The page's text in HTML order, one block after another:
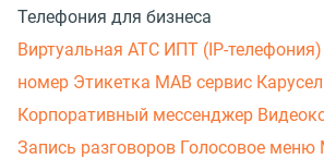
Телефония для бизнеса
Виртуальная АТС ИПТ (IP-телефония)
номер Этикетка МАВ сервис
Корпоративный мессенджер
Запись разговоров Голосовое меню